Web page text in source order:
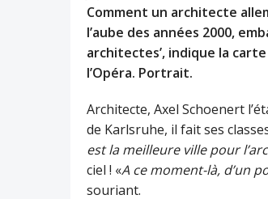
Comment un architecte
l’aube des années 2000,
architectes’, indique la
l’Opéra. Portrait.
Architecte, Axel Schoenert
de Karlsruhe, il fait ses
est la meilleure ville pour
ciel ! «A ce moment-là, d’un
souriant.